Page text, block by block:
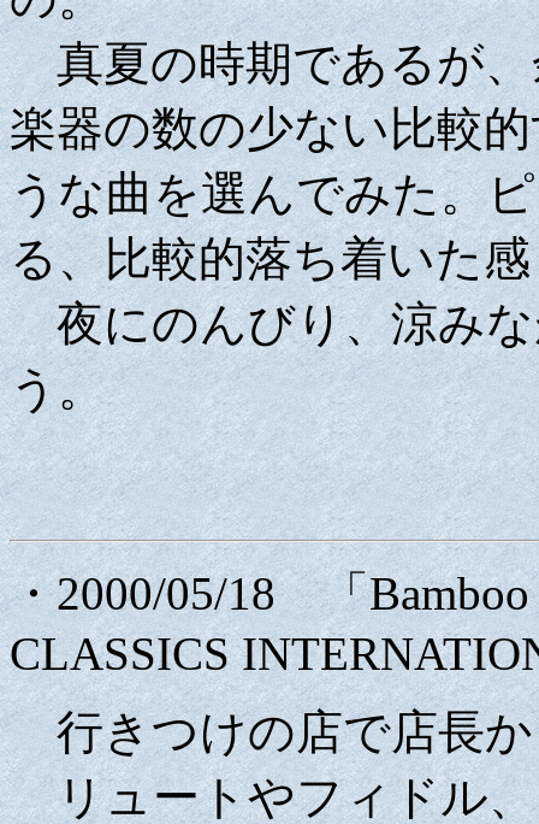
真夏の時期であるが、
楽器の数の少ない比較
うな曲を選んでみた。
る、比較的落ち着いた
夜にのんびり、涼みな
う。
・2000/05/18 「
CLASSICS
行きつけの店で店長か
リュートやフィドル、